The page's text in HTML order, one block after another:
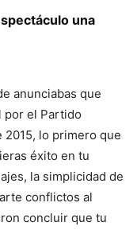
una
anunciabas que
por el Partido
2015, lo primero que
éxito en tu
la simplicidad de
conflictos al
concluir que tu